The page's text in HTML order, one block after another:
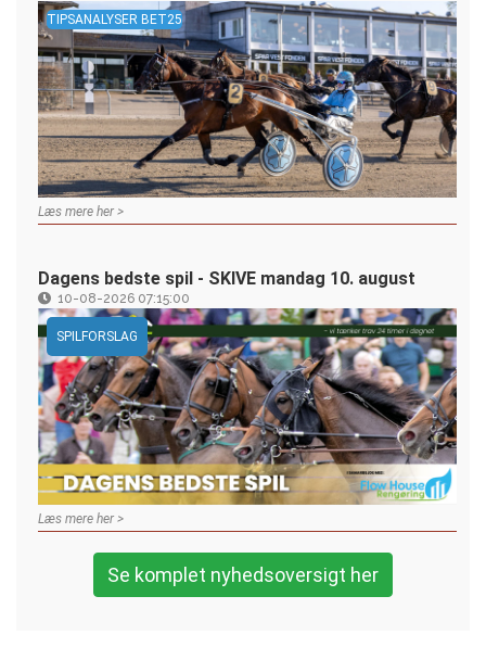
TIPSANALYSER BET25
Læs mere her >
Dagens bedste spil - SKIVE mandag 10. august
10-08-2026 07:15:00
SPILFORSLAG
Læs mere her >
Se komplet nyhedsoversigt her